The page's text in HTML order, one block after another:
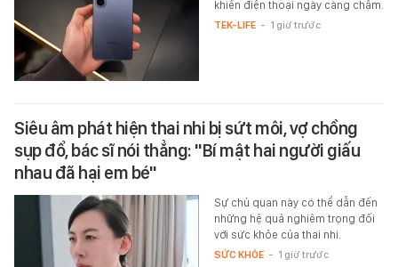
khiến điện thoại ngày càng chậm.
TEK-LIFE - 1 giờ trước
Siêu âm phát hiện thai nhi bị sứt môi, vợ chồng
sụp đổ, bác sĩ nói thẳng: "Bí mật hai người giấu
nhau đã hại em bé"
Sự chủ quan này có thể dẫn đến
những hệ quả nghiêm trọng đối
với sức khỏe của thai nhi.
SỨC KHỎE - 1 giờ trước